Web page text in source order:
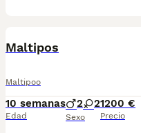
Maltipos
Maltipoo
10 semanas
Edad
2 2
Sexo
1200 €
Precio